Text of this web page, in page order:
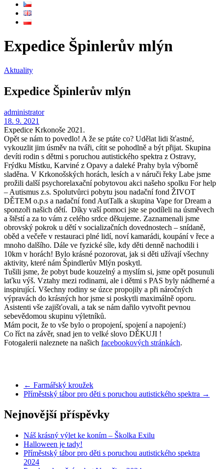
Expedice Špinlerův mlýn
Aktuality
Expedice Špinlerův mlýn
administrator
18. 9. 2021
Expedice Krkonoše 2021.
Opět se nám to povedlo! A že se ptáte co? Udělat lidi šťastné,
vykouzlit jim úsměv na tváři, cítit se pohodlně a být přijat. Skupina
devíti rodin s dětmi s poruchou autistického spektra z Ostravy,
Frýdku Místku, Karviné z Opavy a daleké Prahy byla výborně
sladěna. V Krkonošských horách, lesích a v náruči řeky Labe jsme
prožili další psychorelaxační pobytovou akci našeho spolku For help
– Autismus z.s. Spolutvůrci pobytu jsou nadační fond ŽIVOT
DĚTEM o.p.s a nadační fond AutTalk a skupina Vape for Dream a
sponzoři našich dětí. Díky vaší pomoci jste se podíleli na úsměvech
a štěstí a za to vám z celého srdce děkujeme. Zaznamenali jsme
obrovský pokrok u dětí v socializačních dovednostech – snídaně,
oběd a večeře v restauraci plné lidí, noví kamarádi, koupání v řece a
mnoho dalšího. Dále ve fyzické síle, kdy děti denně nachodili i
10km v horách! Bylo krásné pozorovat, jak si děti užívají všechny
aktivity, které nám Špindlerův Mlýn poskytl.
Tušili jsme, že pobyt bude kouzelný a myslím si, jsme opět posunuli
laťku výš. Vztahy mezi rodinami, ale i dětmi s PAS byly nádherné a
inspirující. Všechny rodiny se úzce propojily a při náročných
výpravách do krásných hor jsme si poskytli maximálně oporu.
Asistenti vše zajišťovali, a tak se nám dařilo vytvořit pevnou
sebevědomou skupinu výletníků.
Mám pocit, že to vše bylo o propojení, spojení a napojení:)
Co říct na závěr, snad jen to velké slovo DĚKUJI !
Fotogalerii naleznete na našich facebookových stránkách.
← Farmářský kroužek
Příměstský tábor pro děti s poruchou autistického spektra →
Nejnovější příspěvky
Náš krásný výlet ke koním – Školka Exilu
Halloween je tady!
Příměstský tábor pro děti s poruchou autistického spektra
2024